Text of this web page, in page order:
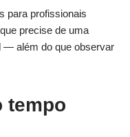
para profissionais
precise de uma
— além do que observar
tempo